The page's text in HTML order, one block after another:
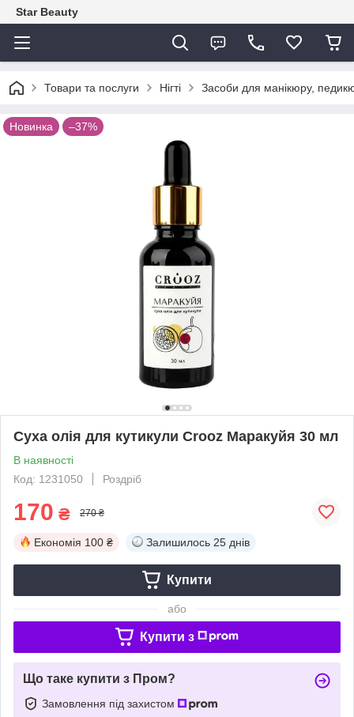
Star Beauty
Товари та послуги Нігті Засоби для манікюру,
Новинка –37%
Суха олія для кутикули Crooz Маракуйя 30 мл
В наявності
Код: 1231050
Роздріб
170 ₴ 270 ₴
Економія 100 ₴ Залишилось 25 днів
Купити
або
Купити з
Що таке купити з Пром?
Замовлення під захистом